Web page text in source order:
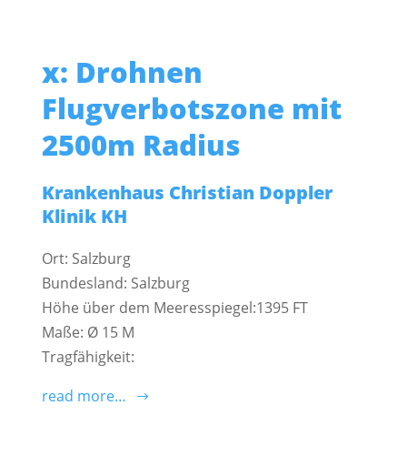
x: Drohnen
Flugverbotszone mit
2500m Radius
Krankenhaus Christian Doppler
Klinik KH
Ort: Salzburg
Bundesland: Salzburg
Höhe über dem Meeresspiegel:1395 FT
Maße: Ø 15 M
Tragfähigkeit:
read more…